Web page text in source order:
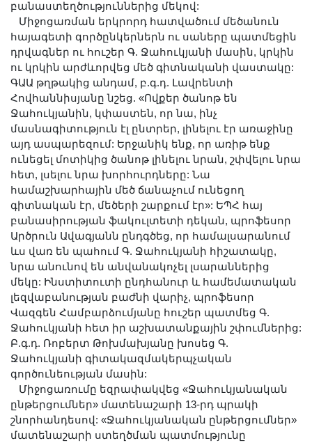
բանաստեղծություններից մեկով:
Միջոցառման երկրորդ հատվածում մեծանուն
հայագետի գործընկերներն ու սաները պատմեցին
դրվագներ ու հուշեր Գ. Ջահուկյանի մասին, կրկին
ու կրկին արժևորվեց մեծ գիտնականի վաստակը:
ԳԱԱ թղթակից անդամ, բ.գ.դ. Լավրենտի
Հովհաննիսյանը նշեց. «Ովքեր ծանոթ են
Ջահուկյանին, կփաստեն, որ նա, ինչ
մասնագիտություն էլ ընտրեր, լինելու էր առաջինը
այդ ասպարեզում: Երջանիկ ենք, որ առիթ ենք
ունեցել մոտիկից ծանոթ լինելու նրան, շփվելու նրա
հետ, լսելու նրա խորհուրդները: Նա
համաշխարհային մեծ ճանաչում ունեցող
գիտնական էր, մեծերի շարքում էր»: ԵՊՀ հայ
բանասիրության ֆակուլտետի դեկան, պրոֆեսոր
Արծրուն Ավագյանն ընդգծեց, որ համալսարանում
ևս վառ են պահում Գ. Ջահուկյանի հիշատակը,
նրա անունով են անվանակոչել լսարաններից
մեկը: Ինստիտուտի ընդհանուր և համեմատական
լեզվաբանության բաժնի վարիչ, պրոֆեսոր
Վազգեն Համբարձումյանը հուշեր պատմեց Գ.
Ջահուկյանի հետ իր աշխատանքային շփումներից:
Բ.գ.դ. Ռոբերտ Թոխմախյանը խոսեց Գ.
Ջահուկյանի գիտակազմակերպչական
գործունեության մասին:
Միջոցառումը եզրափակվեց «Ջահուկյանական
ընթերցումներ» մատենաշարի 13-րդ պրակի
շնորհանդեսով: «Ջահուկյանական ընթերցումներ»
մատենաշարի ստեղծման պատմությունը